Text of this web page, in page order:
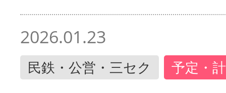
2026.01.23
民鉄・公営・三セク 予定・